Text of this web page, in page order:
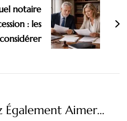
notaire
: les
Également Aimer...